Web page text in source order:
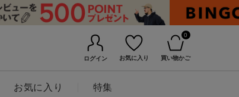
ログイン お気に入り
0
買い物かご
お気に入り 特集